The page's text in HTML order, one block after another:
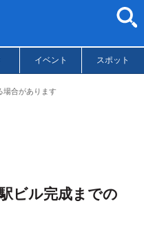
イベント スポット
合があります
ビル完成までの